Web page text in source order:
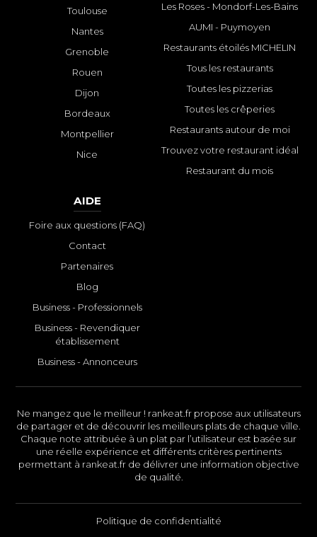
Toulouse
Nantes
Grenoble
Rouen
Dijon
Bordeaux
Montpellier
Nice
Les Roses - Mondorf-Les-Bains
AUMI - Puymoyen
Restaurants étoilés MICHELIN
Tous les restaurants
Toutes les pizzerias
Toutes les crêperies
Restaurants autour de moi
Trouvez votre restaurant idéal
Restaurant du mois
AIDE
Foire aux questions (FAQ)
Contact
Partenaires
Blog
Business - Professionnels
Business - Revendiquer
établissement
Business - Annonceurs
Ne mangez que le meilleur ! rankeat.fr propose aux utilisateurs
de partager et de découvrir les meilleurs plats de chaque ville.
Chaque note attribuée à un plat par l’utilisateur est basée sur
une réelle expérience et différents critères pertinents
permettant à rankeat.fr de délivrer une information objective
de qualité.
Politique de confidentialité